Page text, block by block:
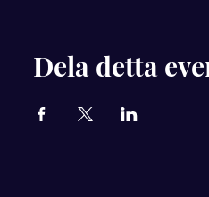
Dela detta